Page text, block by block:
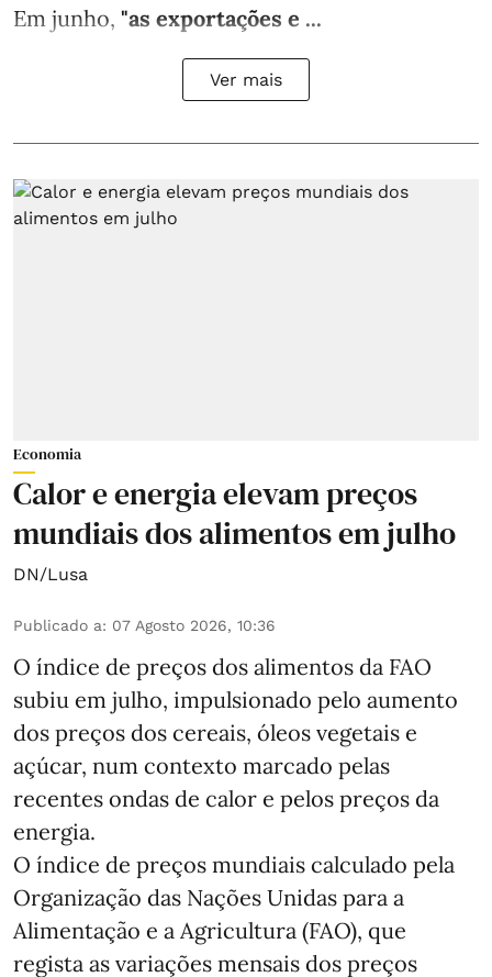
Em junho, "as exportações e ...
Ver mais
Economia
Calor e energia elevam preços
mundiais dos alimentos em julho
DN/Lusa
Publicado a: 07 Agosto 2026, 10:36
O índice de preços dos alimentos da FAO
subiu em julho, impulsionado pelo aumento
dos preços dos cereais, óleos vegetais e
açúcar, num contexto marcado pelas
recentes ondas de calor e pelos preços da
energia.
O índice de preços mundiais calculado pela
Organização das Nações Unidas para a
Alimentação e a Agricultura (FAO), que
regista as variações mensais dos preços